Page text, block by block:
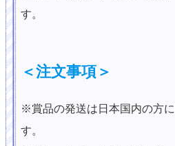
す。
＜注文事項＞
※賞品の発送は日本国内の方
す。